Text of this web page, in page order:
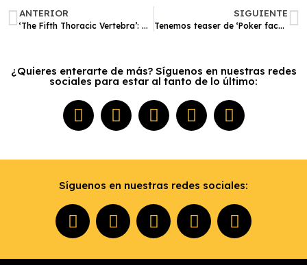
ANTERIOR
‘The Fifth Thoracic Vertebra’: Una película coreana con buenos momentos | Crítica
SIGUIENTE
Tenemos teaser de ‘Poker face’, una serie de misterio y detectives que promete
¿Quieres enterarte de más? Síguenos en nuestras redes
sociales para estar al tanto de lo último:
Síguenos en nuestras redes sociales: